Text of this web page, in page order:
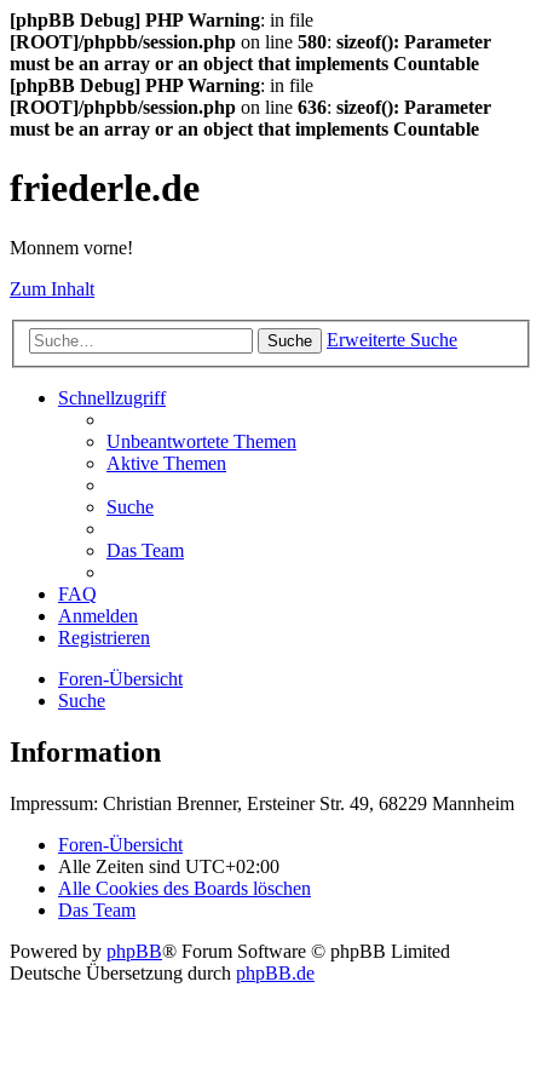
[phpBB Debug] PHP Warning: in file
[ROOT]/phpbb/session.php on line 580: sizeof(): Parameter
must be an array or an object that implements Countable
[phpBB Debug] PHP Warning: in file
[ROOT]/phpbb/session.php on line 636: sizeof(): Parameter
must be an array or an object that implements Countable
friederle.de
Monnem vorne!
Zum Inhalt
Suche Erweiterte Suche
Schnellzugriff
Unbeantwortete Themen
Aktive Themen
Suche
Das Team
FAQ
Anmelden
Registrieren
Foren-Übersicht
Suche
Information
Impressum: Christian Brenner, Ersteiner Str. 49, 68229 Mannheim
Foren-Übersicht
Alle Zeiten sind UTC+02:00
Alle Cookies des Boards löschen
Das Team
Powered by phpBB® Forum Software © phpBB Limited
Deutsche Übersetzung durch phpBB.de